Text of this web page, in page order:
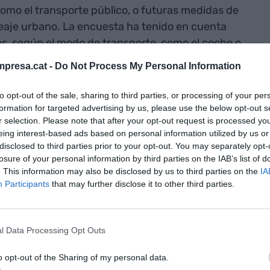
- Do Not Process My Personal Information
opt-out of the sale, sharing to third parties, or processing of your
for targeted advertising by us, please use the below opt-out
selection. Please note that after your opt-out request is processed
interest-based ads based on personal information utilized by us
to third parties prior to your opt-out. You may separately
of your personal information by third parties on the IAB’s list of
This information may also be disclosed by us to third parties on the
Participants that may further disclose it to other third parties.
Data Processing Opt Outs
opt-out of the Sharing of my personal data.
el transporte público, o futuras medidas de
urbano. La encuesta ha tenido en cuenta
según el modo de transporte, como el coche o
Barcelona u otras ciudades de la primera
con la Encuesta de
(EMEF) de la ATM
a los últimos resultados publicados
Laborable (EMEF) 2023, centrándose en los
intermedio entre la ciudad de Barcelona
(36 municipios), dado que se disponen de
(18 municipios).
de los desplazamientos en vehículo privado